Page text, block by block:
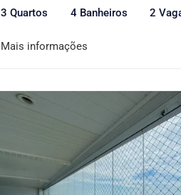
3 Quartos 4 Banheiros 2
Mais informações